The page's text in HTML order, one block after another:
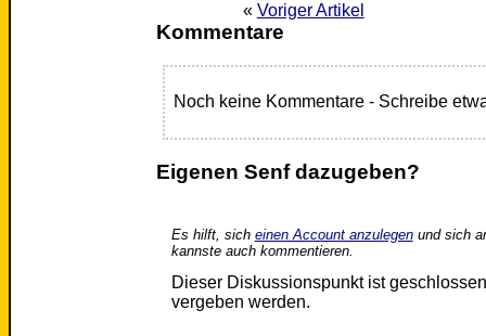
« Voriger Artikel
Kommentare
Noch keine Kommentare - Schreibe
Eigenen Senf dazugeben?
Es hilft, sich einen Account anzulegenund sich
kannste auch kommentieren.
Dieser Diskussionspunkt ist
vergeben werden.